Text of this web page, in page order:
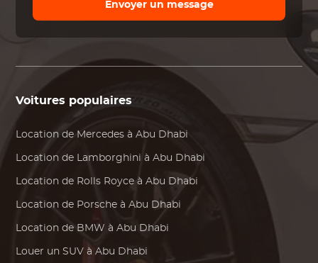
Envoyer un message
Voitures populaires
Location de Mercedes à Abu Dhabi
Location de Lamborghini à Abu Dhabi
Location de Rolls Royce à Abu Dhabi
Location de Porsche à Abu Dhabi
Location de BMW à Abu Dhabi
Louer un SUV à Abu Dhabi